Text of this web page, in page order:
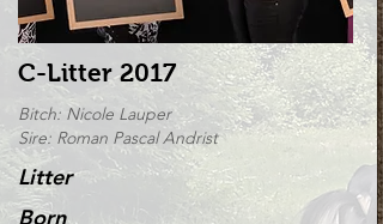
C-Litter 2017
Bitch: Nicole Lauper
Sire: Roman Pascal Andrist
Litter
Born